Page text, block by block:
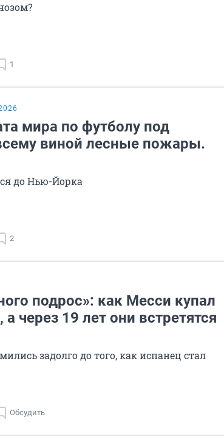
1
мира по футболу под
виной лесные пожары.
до Нью-Йорка
2
подрос»: как Месси купал
через 19 лет они встретятся
задолго до того, как испанец стал
Обсудить